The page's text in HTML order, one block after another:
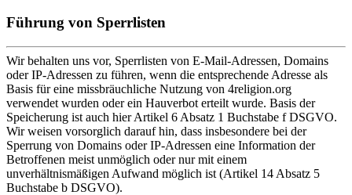
Führung von Sperrlisten
Wir behalten uns vor, Sperrlisten von E-Mail-Adressen, Domains
oder IP-Adressen zu führen, wenn die entsprechende Adresse als
Basis für eine missbräuchliche Nutzung von 4religion.org
verwendet wurden oder ein Hauverbot erteilt wurde. Basis der
Speicherung ist auch hier Artikel 6 Absatz 1 Buchstabe f DSGVO.
Wir weisen vorsorglich darauf hin, dass insbesondere bei der
Sperrung von Domains oder IP-Adressen eine Information der
Betroffenen meist unmöglich oder nur mit einem
unverhältnismäßigen Aufwand möglich ist (Artikel 14 Absatz 5
Buchstabe b DSGVO).